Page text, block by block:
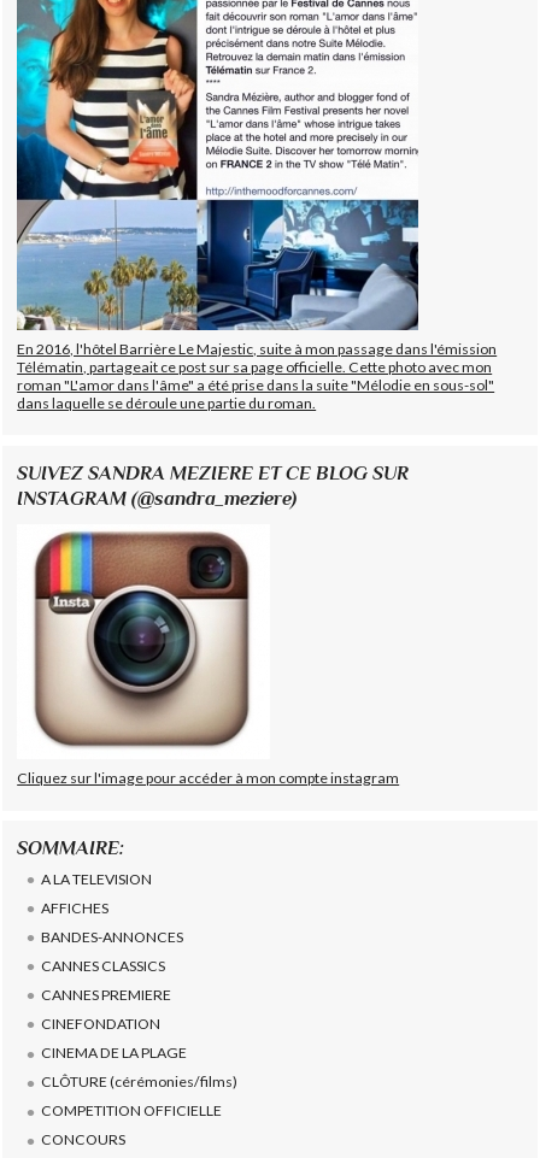
En 2016, l'hôtel Barrière Le Majestic, suite à mon passage dans l'émission
Télématin, partageait ce post sur sa page officielle. Cette photo avec mon
roman "L'amor dans l'âme" a été prise dans la suite "Mélodie en sous-sol"
dans laquelle se déroule une partie du roman.
SUIVEZ SANDRA MEZIERE ET CE BLOG SUR
INSTAGRAM (@sandra_meziere)
Cliquez sur l'image pour accéder à mon compte instagram
SOMMAIRE:
A LA TELEVISION
AFFICHES
BANDES-ANNONCES
CANNES CLASSICS
CANNES PREMIERE
CINEFONDATION
CINEMA DE LA PLAGE
CLÔTURE (cérémonies/films)
COMPETITION OFFICIELLE
CONCOURS